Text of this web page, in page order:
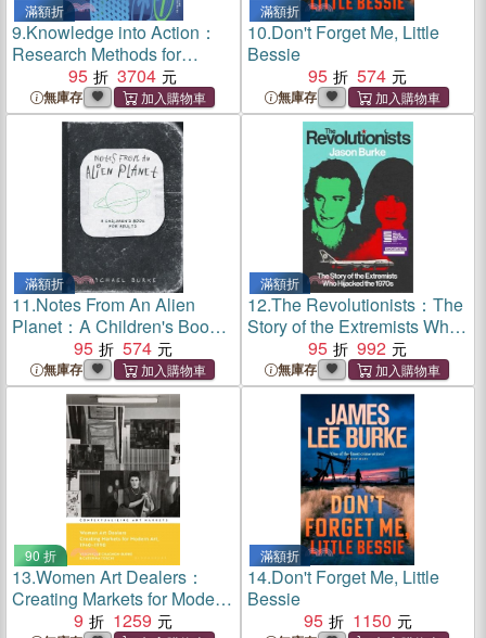
滿額折
9.Knowledge into Action：
Research Methods for
Library, Archives, and
Museum Professionals
95 3704
無庫存
滿額折
10.Don't Forget Me, Little
Bessie
95
574
無庫存
滿額折
11.Notes From An Alien
Planet：A Children's Book
For Adults
95 574
無庫存
滿額折
12.The Revolutionists：The
Story of the Extremists Who
Hijacked the 1970s
95 992
無庫存
90 折
13.Women Art Dealers：
Creating Markets for Modern
Art, 1940–1990
9 1259
滿額折
14.Don't Forget Me, Little
Bessie
95
1150